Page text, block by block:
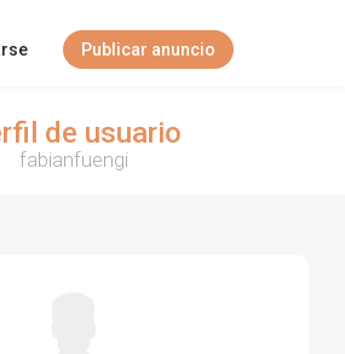
Publicar anuncio
de usuario
fabianfuengi